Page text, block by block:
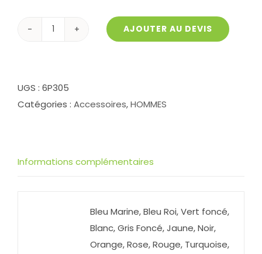
Unisex
305
AJOUTER AU DEVIS
UGS : 6P305
Catégories : Accessoires,HOMMES
Informations complémentaires
Bleu Marine, Bleu Roi, Vert foncé,
Blanc, Gris Foncé, Jaune, Noir,
Orange, Rose, Rouge, Turquoise,